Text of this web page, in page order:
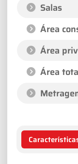
Salas
Área
Área
Área